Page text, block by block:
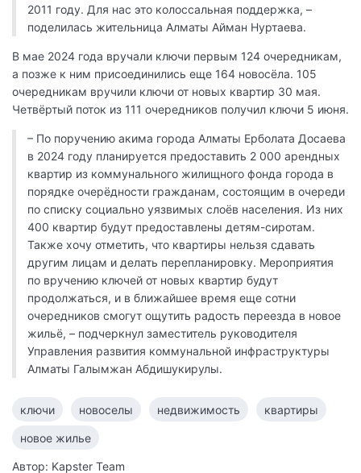
2011 году. Для нас это колоссальная поддержка, –
поделилась жительница Алматы Айман Нуртаева.
В мае 2024 года вручали ключи первым 124 очередникам,
а позже к ним присоединились еще 164 новосёла. 105
очередникам вручили ключи от новых квартир 30 мая.
Четвёртый поток из 111 очередников получил ключи 5 июня.
– По поручению акима города Алматы Ерболата Досаева
в 2024 году планируется предоставить 2 000 арендных
квартир из коммунального жилищного фонда города в
порядке очерёдности гражданам, состоящим в очереди
по списку социально уязвимых слоёв населения. Из них
400 квартир будут предоставлены детям-сиротам.
Также хочу отметить, что квартиры нельзя сдавать
другим лицам и делать перепланировку. Мероприятия
по вручению ключей от новых квартир будут
продолжаться, и в ближайшее время еще сотни
очередников смогут ощутить радость переезда в новое
жильё, – подчеркнул заместитель руководителя
Управления развития коммунальной инфраструктуры
Алматы Галымжан Абдишукирулы.
ключи новоселы недвижимость квартиры
новое жилье
Автор: Kapster Team